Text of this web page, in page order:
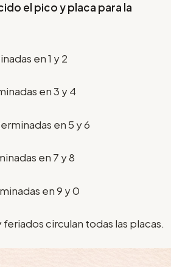
el pico y placa para la
en 1 y 2
en 3 y 4
en 5 y 6
en 7 y 8
en 9 y 0
circulan todas las placas.